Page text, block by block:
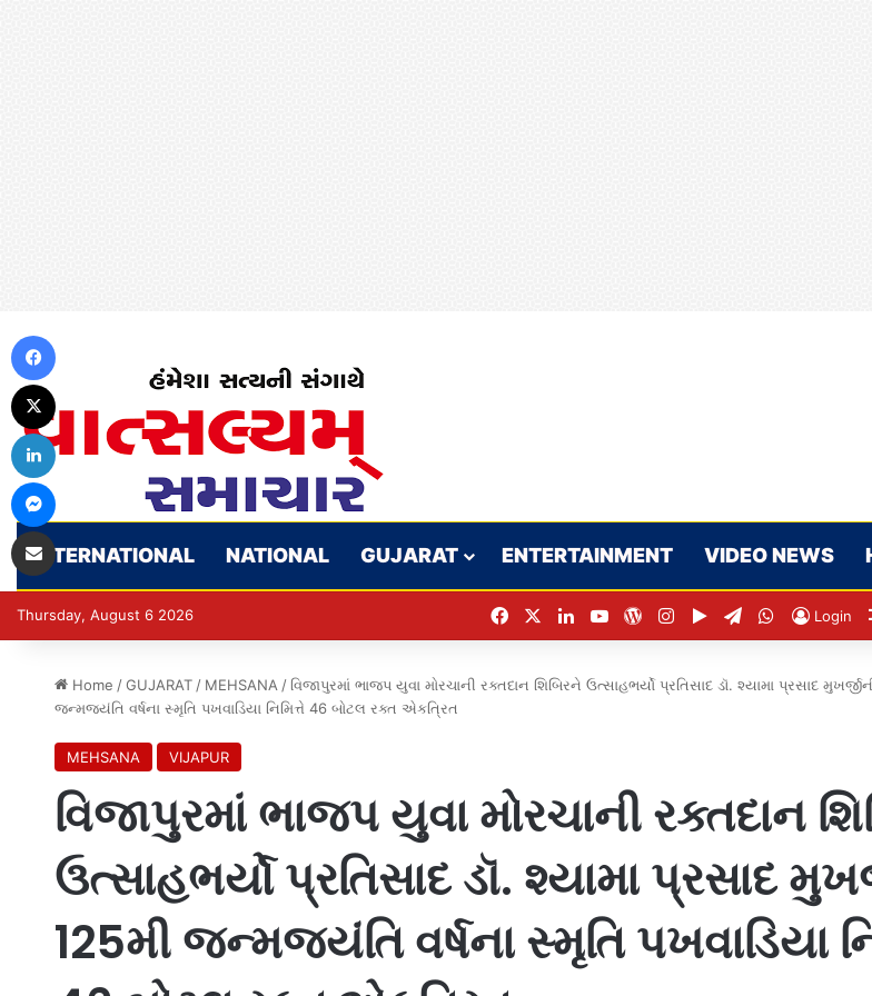
INTERNATIONAL NATIONAL GUJARAT ENTERTAINMENT VIDEO NEWS
Thursday, August 6 2026 FacebookLinkedInYouTubeWordPress
Instagram
Google Play
TelegramWhatsApp
Login
Home / GUJARAT / MEHSANA / વિજાપુરમાં ભાજપ યુવા મોરચાની રક્તદાન શિબિરને ઉત્સાહભર્યો પ્રતિસાદ ડૉ. શ્યામા પ્રસાદ
જન્મજયંતિ વર્ષના સ્મૃતિ પખવાડિયા નિમિત્તે 46 બોટલ રક્ત એકત્રિત
MEHSANA VIJAPUR
વિજાપુરમાં ભાજપ યુવા મોરચાની રક્તદાન
ઉત્સાહભર્યો પ્રતિસાદ ડૉ. શ્યામા પ્રસાદ
125મી જન્મજયંતિ વર્ષના સ્મૃતિ પખવાડિયા
LinkedIn